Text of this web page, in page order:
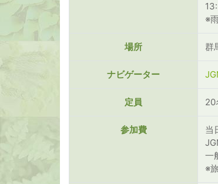
※
場所 群
ナビゲーター
定員 20
参加費
当
一
※